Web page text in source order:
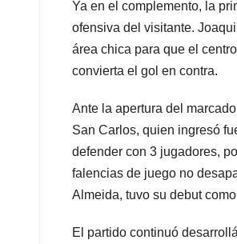
Ya en el complemento, la
ofensiva del visitante.
área chica para que el
convierta el gol en contra.
Ante la apertura del
San Carlos, quien ingresó
defender con 3 jugadores,
falencias de juego no
Almeida, tuvo su debut
El partido continuó